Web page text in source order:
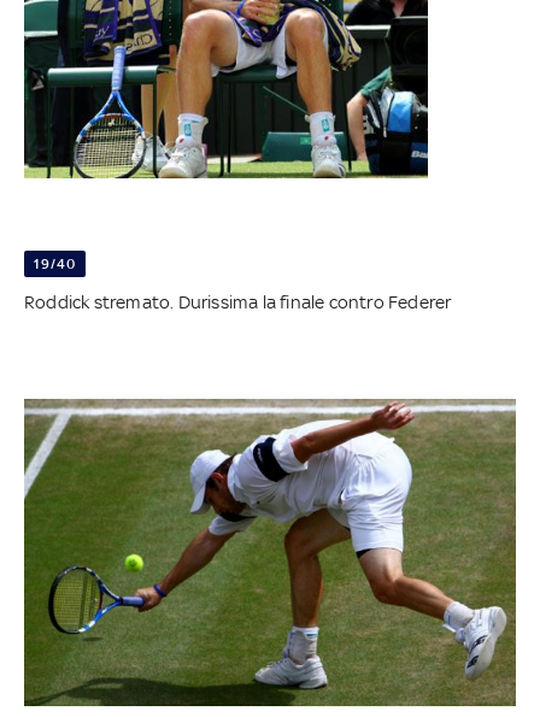
19/40
Roddick stremato. Durissima la finale contro Federer